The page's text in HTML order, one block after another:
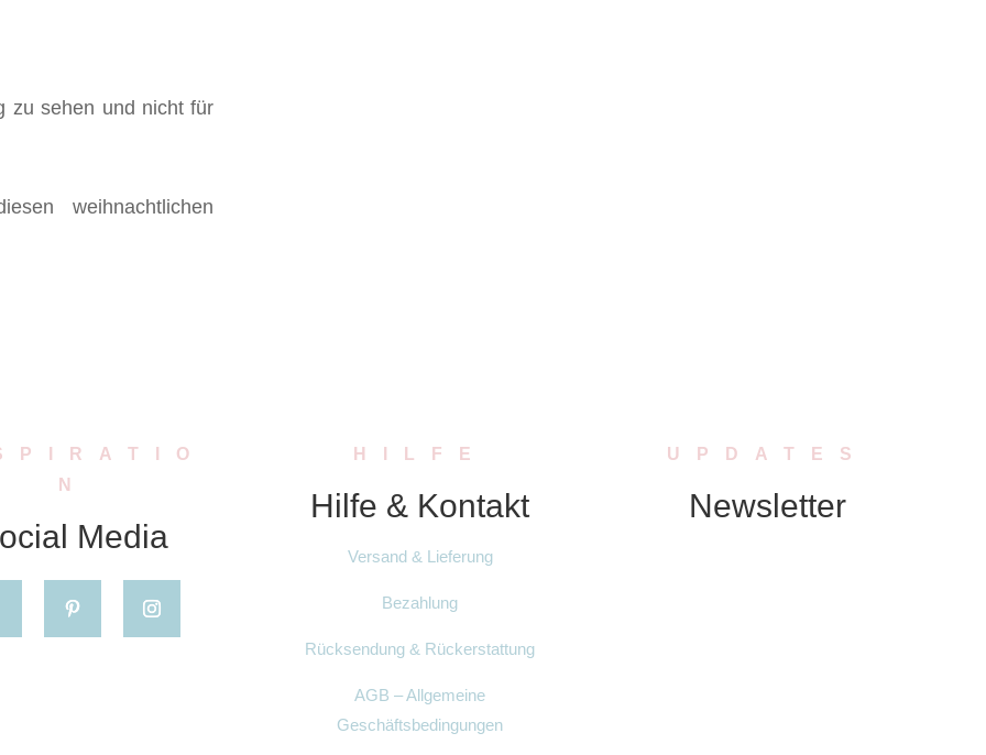
zu sehen und nicht für
weihnachtlichen
N
Media
HILFE
Hilfe & Kontakt
Versand & Lieferung
Bezahlung
Rücksendung & Rückerstattung
AGB – Allgemeine
Geschäftsbedingungen
UPDATES
Newsletter